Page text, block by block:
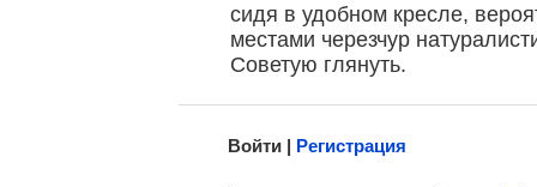
сидя в удобном кресле,
местами черезчур
Советую глянуть.
Малосодержательные и грубые отзывы нещадно
Войти | Регистрация